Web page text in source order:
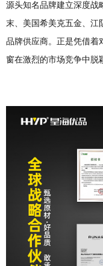
源头知名品牌建立深度战
末、美国希美克五金、江
品牌供应商。正是凭借着
窗在激烈的市场竞争中脱